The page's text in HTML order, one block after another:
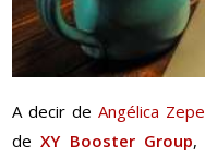
A decir de Angélica
deXY Booster Group,